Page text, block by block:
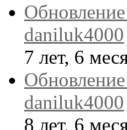
daniluk4000
7 лет, 6
daniluk4000
8 лет, 6